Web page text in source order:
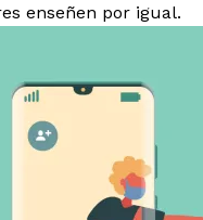
enseñen por igual.